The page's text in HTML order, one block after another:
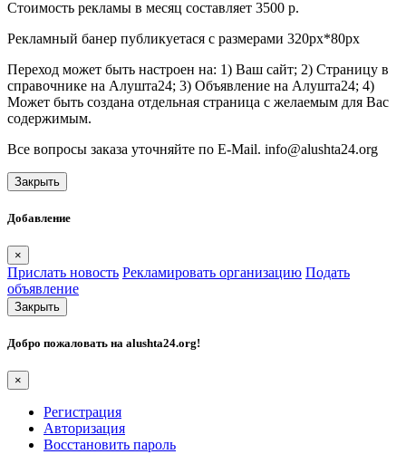
Стоимость рекламы в месяц составляет 3500 р.
Рекламный банер публикуетася с размерами 320px*80px
Переход может быть настроен на: 1) Ваш сайт; 2) Страницу в
справочнике на Алушта24; 3) Объявление на Алушта24; 4)
Может быть создана отдельная страница с желаемым для Вас
содержимым.
Все вопросы заказа уточняйте по E-Mail. info@alushta24.org
Закрыть
Добавление
×
Прислать новость Рекламировать организацию Подать
объявление
Закрыть
Добро пожаловать на alushta24.org!
×
Регистрация
Авторизация
Восстановить пароль